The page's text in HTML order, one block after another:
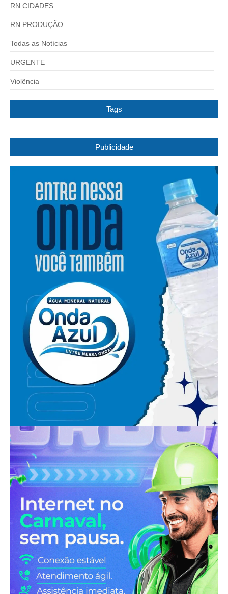
RN CIDADES
RN PRODUÇÃO
Todas as Notícias
URGENTE
Violência
Tags
Publicidade